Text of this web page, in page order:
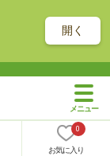
開く
0
お気に入り